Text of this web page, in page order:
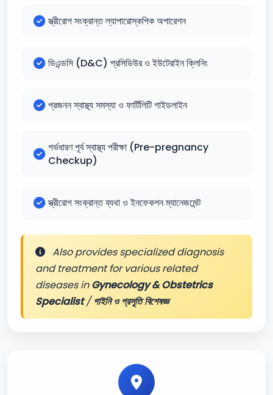
স্ত্রীরোগ সংক্রান্ত ল্যাপারোস্কপিক অপারেশন
ডিএন্ডসি (D&C) প্রসিডিউর ও ইউটেরাইন ক্লিনিং
প্রজনন স্বাস্থ্য সমস্যা ও ফার্টিলিটি গাইডলাইন
গর্ভধারণ পূর্ব স্বাস্থ্য পরীক্ষা (Pre-pregnancy
Checkup)
স্ত্রীরোগ সংক্রান্ত ব্যথা ও ইনফেকশন ম্যানেজমেন্ট
Also provides specialized diagnosis
and treatment for various related
diseases inGynecology & Obstetrics
Specialist/গাইনি ও প্রসূতি বিশেষজ্ঞ